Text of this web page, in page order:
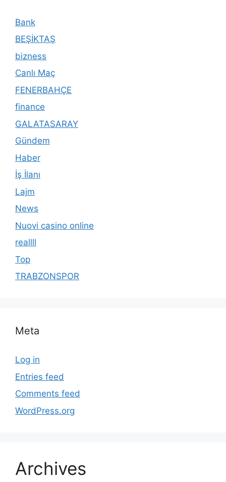
Bank
BEŞİKTAŞ
bizness
Canlı Maç
FENERBAHÇE
finance
GALATASARAY
Gündem
Haber
İş İlanı
Lajm
News
Nuovi casino online
reallll
Top
TRABZONSPOR
Meta
Log in
Entries feed
Comments feed
WordPress.org
Archives